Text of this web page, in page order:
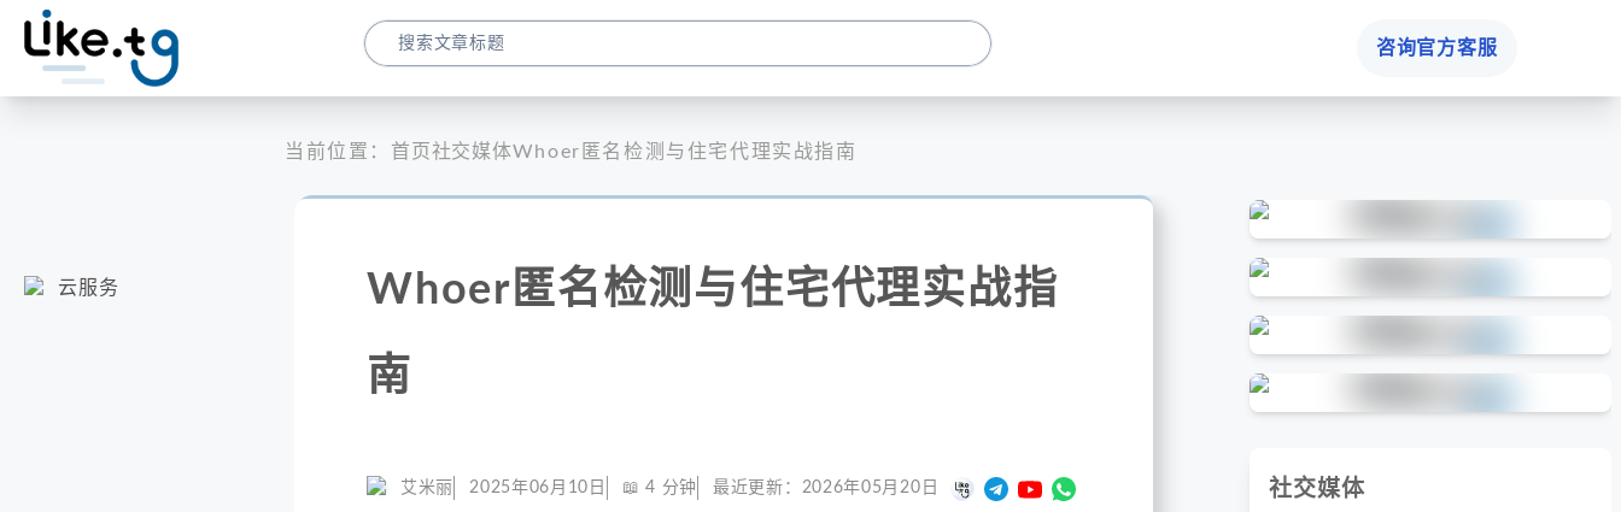
咨询官方客服
云服务
当前位置： 首页社交媒体Whoer匿名检测与住宅代理实战指南
Whoer匿名检测与住宅代理实战指
南
艾米丽 2025年06月10日 📖4 分钟 最近更新： 2026年05月20日 社交媒体